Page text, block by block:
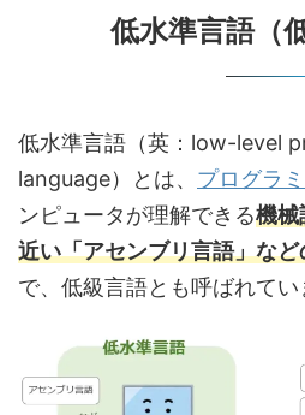
低水準言語（
低水準言語（英：low-level
language）とは、 プログラ
ンピュータが理解できる機械
近い「アセンブリ言語」な
で、低級言語とも呼ばれてい